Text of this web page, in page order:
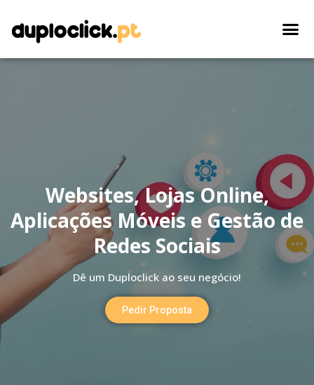
Websites, Lojas Online,
Aplicações Móveis e Gestão de
Redes Sociais
Dê um Duploclick ao seu negócio!
Pedir Proposta